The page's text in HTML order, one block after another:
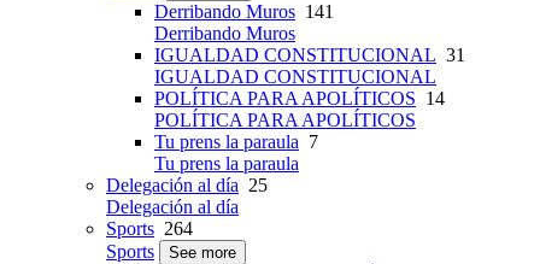
Derribando Muros 141
Derribando Muros
IGUALDAD CONSTITUCIONAL 31
IGUALDAD CONSTITUCIONAL
POLÍTICA PARA APOLÍTICOS 14
POLÍTICA PARA APOLÍTICOS
Tu prens la paraula 7
Tu prens la paraula
Delegación al día 25
Delegación al día
Sports 264
Sports
See more